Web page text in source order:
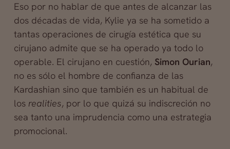
Eso por no hablar de que antes de alcanzar las
dos décadas de vida, Kylie ya se ha sometido a
tantas operaciones de cirugía estética que su
cirujano admite que se ha operado ya todo lo
operable. El cirujano en cuestión, Simon Ourian,
no es sólo el hombre de confianza de las
Kardashian sino que también es un habitual de
los realities, por lo que quizá su indiscreción no
sea tanto una imprudencia como una estrategia
promocional.